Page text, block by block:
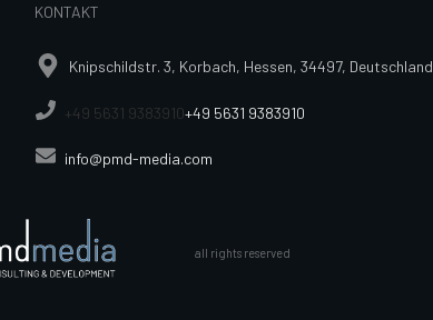
KONTAKT
Knipschildstr. 3, Korbach, Hessen, 34497, Deutschland
+49 5631 9383910+49 5631 9383910
info@pmd-media.com
all rights reserved